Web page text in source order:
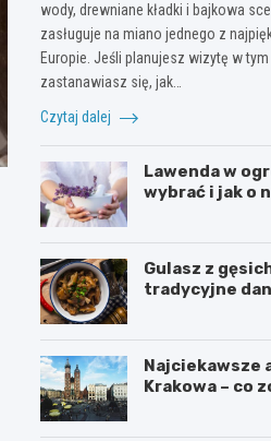
wody, drewniane kładki i bajkowa
zasługuje na miano jednego z
Europie. Jeśli planujesz wizytę w
zastanawiasz się, jak…
Czytaj dalej
Lawenda w
wybrać i jak o
Gulasz z
tradycyjne
Najciekawsze
Krakowa – co